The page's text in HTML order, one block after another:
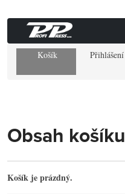
Košík Přihlášení
Obsah košíku
Košík je prázdný.